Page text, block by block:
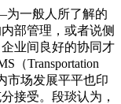
一般人所了解的
部管理，或者说侧
业间良好的协同才
（Transportation
市场发展平平也印
接受。段琰认为，